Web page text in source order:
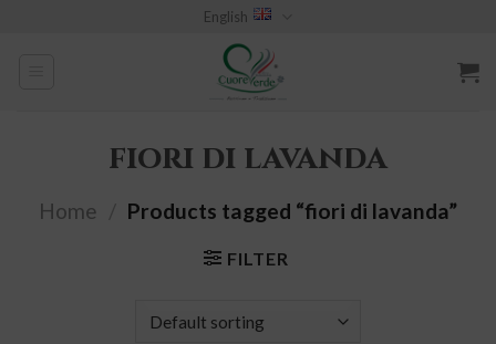
English
fiori di lavanda
Home Products tagged “fiori di lavanda”
FILTER